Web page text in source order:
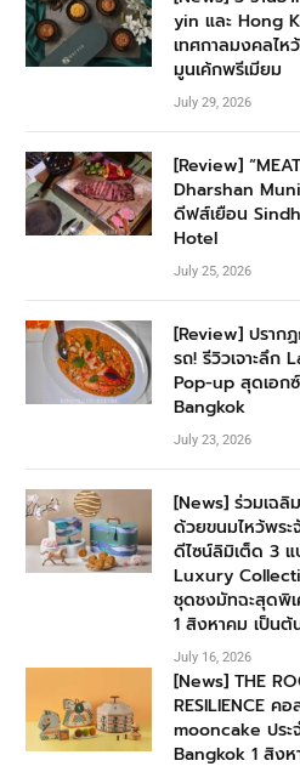
yin และ Hong
เทศกาลมงคลไ
มูนเค้กพรีเมียม
July 29, 2026
[Review]
Dharshan
ดีฟส์เยือน
Hotel
July 25, 2026
[Review] ปราก
รถ! รีวิวเจาะลึก
Pop-up สุดเอ
Bangkok
July 23, 2026
[News] ร่วมเฉลิ
ด้วยขนมไหว้พระ
ดีไซน์ลิมิเต็ด 3
Luxury
ชุดชงมัทฉะสุดพิ
1 สิงหาคม เป็นต้
July 16, 2026
[News] THE
RESILIENCE ค
mooncake ประ
Bangkok 1 สิง